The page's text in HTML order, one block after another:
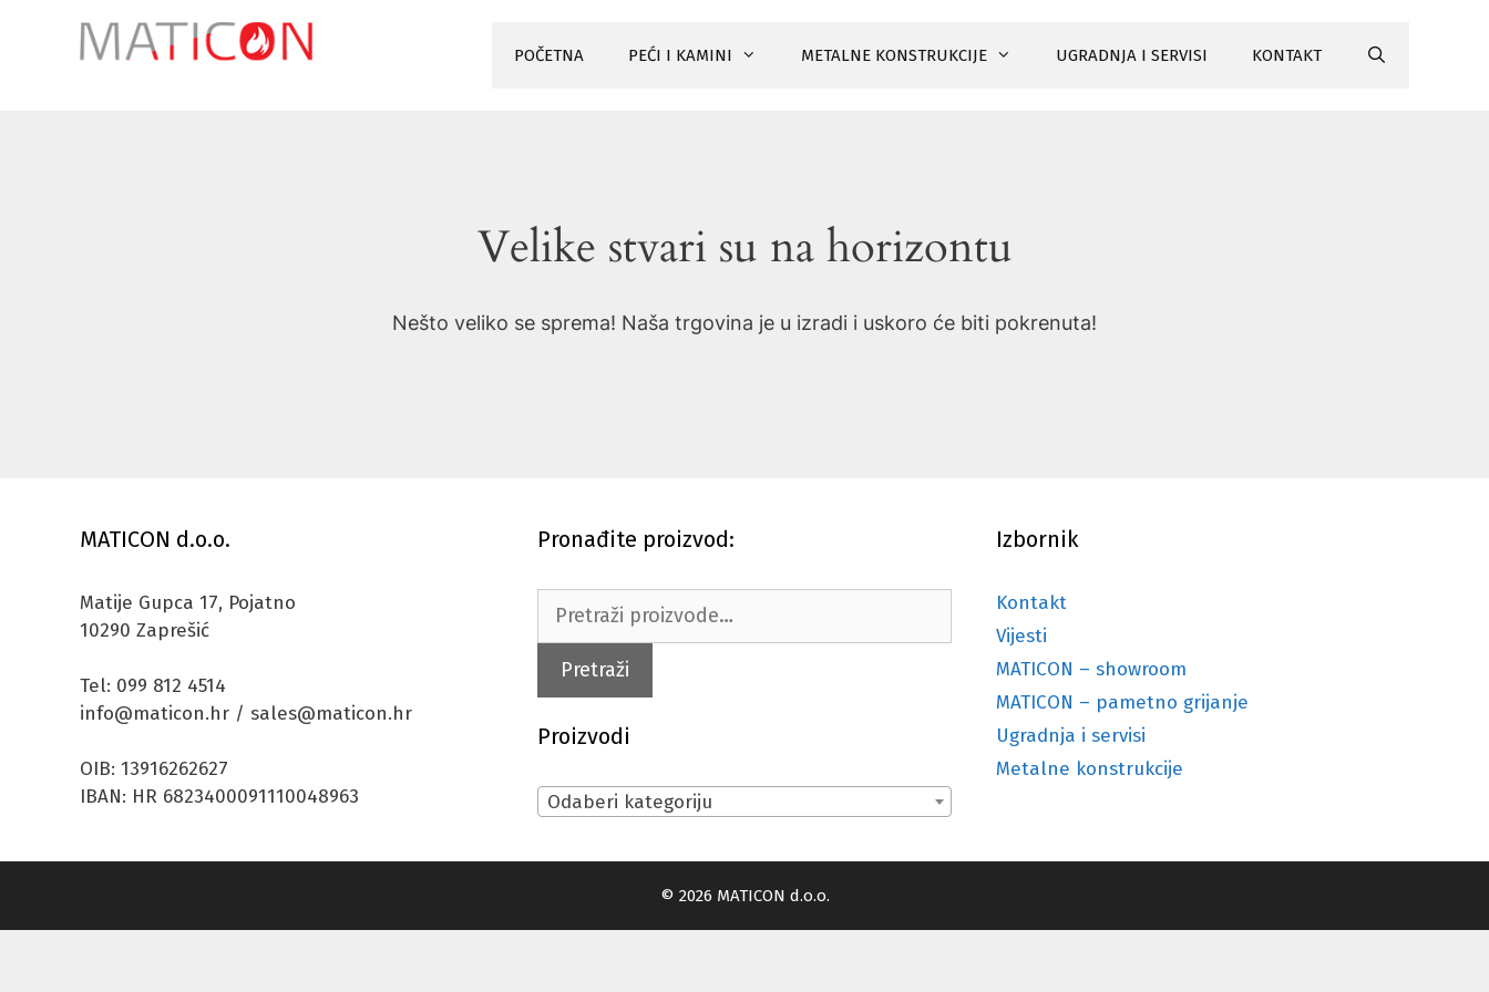
POČETNA PEĆI I KAMINI METALNE KONSTRUKCIJE UGRADNJA I SERVISI KONTAKT
Velike stvari su na horizontu
Nešto veliko se sprema! Naša trgovina je u izradi i uskoro će biti pokrenuta!
MATICON d.o.o.
Matije Gupca 17, Pojatno
10290 Zaprešić
Tel: 099 812 4514
info@maticon.hr / sales@maticon.hr
OIB: 13916262627
IBAN: HR 6823400091110048963
Pronađite proizvod:
Pretraži
Proizvodi
Odaberi kategoriju
Izbornik
Kontakt
Vijesti
MATICON – showroom
MATICON – pametno grijanje
Ugradnja i servisi
Metalne konstrukcije
© 2026 MATICON d.o.o.